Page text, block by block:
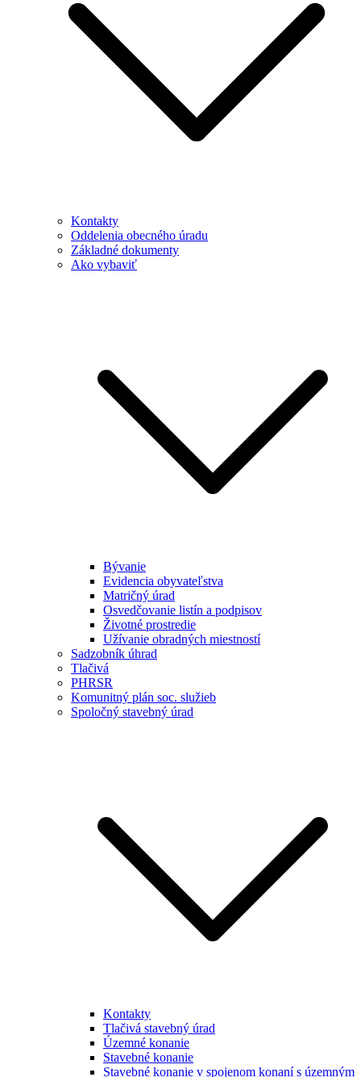
Kontakty
Oddelenia obecného úradu
Základné dokumenty
Ako vybaviť
Bývanie
Evidencia obyvateľstva
Matričný úrad
Osvedčovanie listín a podpisov
Životné prostredie
Užívanie obradných miestností
Sadzobník úhrad
Tlačivá
PHRSR
Komunitný plán soc. služieb
Spoločný stavebný úrad
Kontakty
Tlačivá stavebný úrad
Územné konanie
Stavebné konanie
Stavebné konanie v spojenom konaní s územným